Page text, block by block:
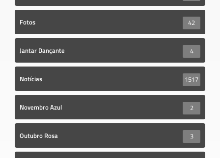
Fotos 42
Jantar Dançante 4
Notícias 1517
Novembro Azul 2
Outubro Rosa 3